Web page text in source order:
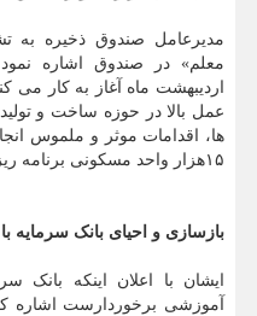
مدیرعامل صندوق ذخیره به
معلم» در صندوق اشاره
اردیبهشت ماه آغاز به کار می
عمل بالا در حوزه ساخت و
ها، اقدامات موثر و ملموس
۱۵هزار واحد مسکونی برنامه ریزی شده است.
بازسازی و احیای بانک سرمایه
ایشان با اعلان اینکه بانک
آموزشی برخوردارست اشاره